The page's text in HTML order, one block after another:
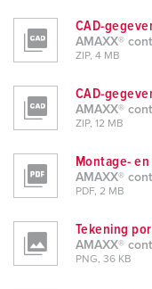
CAD-
AMAXX®
ZIP, 4 MB
CAD-
AMAXX®
ZIP, 12 MB
Montage-
AMAXX®
PDF, 2 MB
Tekening
AMAXX®
PNG, 36 KB